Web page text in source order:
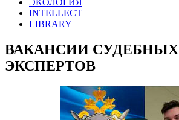
ЭКОЛОГИЯ
INTELLECT
LIBRARY
ВАКАНСИИ СУДЕБНЫХ
ЭКСПЕРТОВ